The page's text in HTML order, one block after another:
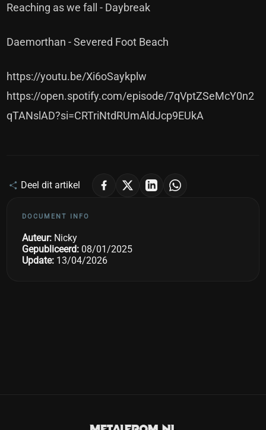
Reaching as we fall - Daybreak
Daemorthan - Severed Foot Beach
https://youtu.be/Xi6oSaykplw
https://open.spotify.com/episode/7qVptZSeMcY0n2
qTANslAD?si=CRTriNtdRUmAldJcp9EUkA
Deel dit artikel
DOCUMENT INFO
Auteur: Nicky
Gepubliceerd: 08/01/2025
Update: 13/04/2026